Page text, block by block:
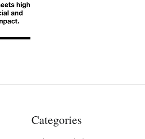
Categories